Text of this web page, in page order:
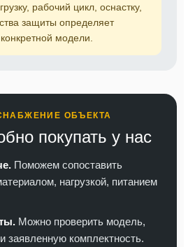
рабочий цикл, оснастку,
защиты определяет
модели.
СНАБЖЕНИЕ ОБЪЕКТА
покупать у нас
Поможем сопоставить
нагрузкой, питанием
Можно проверить модель,
заявленную комплектность.